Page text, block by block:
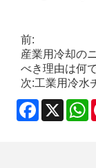
前:
産業用冷却の
べき理由は何
次:工業用冷水
Facebook
X